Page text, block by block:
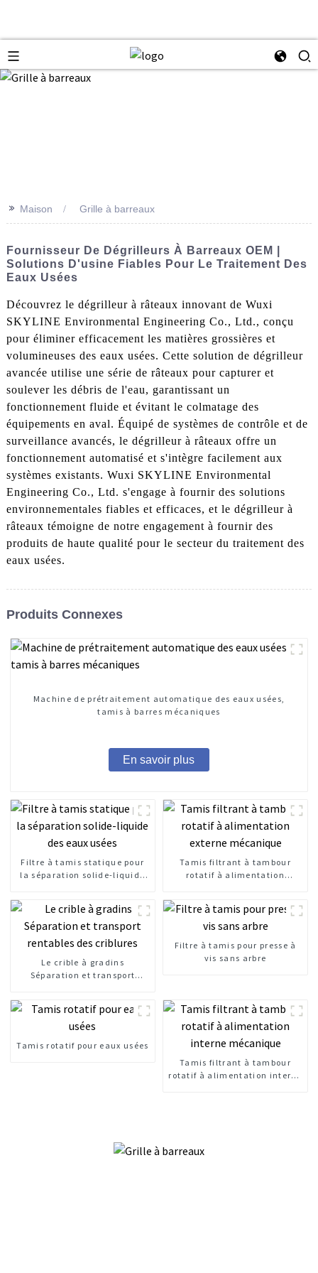
>> Maison Grille à barreaux
Fournisseur De Dégrilleurs À Barreaux OEM |
Solutions D'usine Fiables Pour Le Traitement Des
Eaux Usées
Découvrez le dégrilleur à râteaux innovant de Wuxi
SKYLINE Environmental Engineering Co., Ltd., conçu
pour éliminer efficacement les matières grossières et
volumineuses des eaux usées. Cette solution de dégrilleur
avancée utilise une série de râteaux pour capturer et
soulever les débris de l'eau, garantissant un
fonctionnement fluide et évitant le colmatage des
équipements en aval. Équipé de systèmes de contrôle et de
surveillance avancés, le dégrilleur à râteaux offre un
fonctionnement automatisé et s'intègre facilement aux
systèmes existants. Wuxi SKYLINE Environmental
Engineering Co., Ltd. s'engage à fournir des solutions
environnementales fiables et efficaces, et le dégrilleur à
râteaux témoigne de notre engagement à fournir des
produits de haute qualité pour le secteur du traitement des
eaux usées.
Produits Connexes
Machine de prétraitement automatique des eaux usées,
tamis à barres mécaniques
En savoir plus
Filtre à tamis statique pour
la séparation solide-liquide
Tamis filtrant à tambour
rotatif à alimentation
Le crible à gradins
Séparation et transport
Filtre à tamis pour presse à
vis sans arbre
Tamis rotatif pour eaux usées
Tamis filtrant à tambour
rotatif à alimentation interne